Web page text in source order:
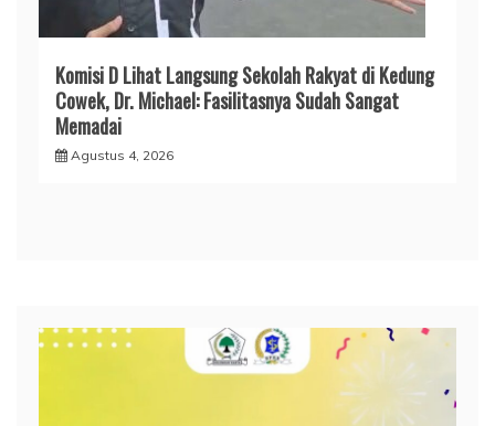
Komisi D Lihat Langsung Sekolah Rakyat di Kedung
Cowek, Dr. Michael: Fasilitasnya Sudah Sangat
Memadai
Agustus 4, 2026